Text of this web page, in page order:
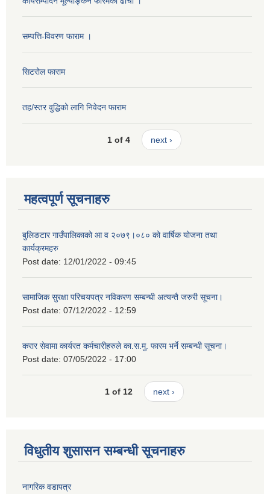
सम्पत्ति-विवरण फाराम ।
सिटरोल फाराम
तह/स्तर वुद्धिको लागि निवेदन फाराम
1 of 4 next ›
महत्वपूर्ण सूचनाहरु
बुलिङटार गाउँपालिकाको आ व २०७९।०८० को वार्षिक योजना तथा
कार्यक्रमहरु
Post date: 12/01/2022 - 09:45
सामाजिक सुरक्षा परिचयपत्र नविकरण सम्बन्धी अत्यन्तै जरुरी सूचना।
Post date: 07/12/2022 - 12:59
करार सेवामा कार्यरत कर्मचारीहरुले का.स.मु. फारम भर्ने सम्बन्धी सूचना।
Post date: 07/05/2022 - 17:00
1 of 12 next ›
विधुतीय शुसासन सम्बन्धी सूचनाहरु
नागरिक वडापत्र